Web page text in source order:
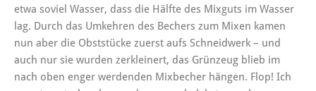
etwa soviel Wasser, dass die Hälfte des Mixguts im Wasser
lag. Durch das Umkehren des Bechers zum Mixen kamen
nun aber die Obststücke zuerst aufs Schneidwerk – und
auch nur sie wurden zerkleinert, das Grünzeug blieb im
nach oben enger werdenden Mixbecher hängen. Flop! Ich